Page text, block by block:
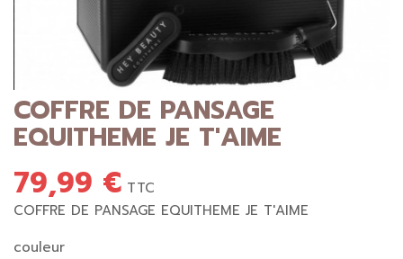
COFFRE DE PANSAGE
EQUITHEME JE T'AIME
79,99 € TTC
COFFRE DE PANSAGE EQUITHEME JE T'AIME
couleur